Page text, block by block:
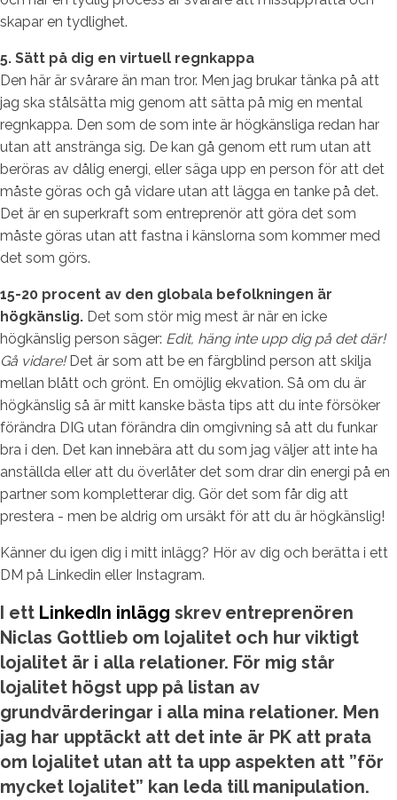
skapar en tydlighet.
5. Sätt på dig en virtuell regnkappa
Den här är svårare än man tror. Men jag brukar tänka på att
jag ska stålsätta mig genom att sätta på mig en mental
regnkappa. Den som de som inte är högkänsliga redan har
utan att anstränga sig. De kan gå genom ett rum utan att
beröras av dålig energi, eller säga upp en person för att det
måste göras och gå vidare utan att lägga en tanke på det.
Det är en superkraft som entreprenör att göra det som
måste göras utan att fastna i känslorna som kommer med
det som görs.
15-20 procent av den globala befolkningen är
högkänslig. Det som stör mig mest är när en icke
högkänslig person säger: Edit, häng inte upp dig på det där!
Gå vidare!Det är som att be en färgblind person att skilja
mellan blått och grönt. En omöjlig ekvation. Så om du är
högkänslig så är mitt kanske bästa tips att du inte försöker
förändra DIG utan förändra din omgivning så att du funkar
bra i den. Det kan innebära att du som jag väljer att inte ha
anställda eller att du överlåter det som drar din energi på en
partner som kompletterar dig. Gör det som får dig att
prestera - men be aldrig om ursäkt för att du är högkänslig!
Känner du igen dig i mitt inlägg? Hör av dig och berätta i ett
DM på Linkedin eller Instagram.
I ett LinkedIn inlägg skrev entreprenören
Niclas Gottlieb om lojalitet och hur viktigt
lojalitet är i alla relationer. För mig står
lojalitet högst upp på listan av
grundvärderingar i alla mina relationer. Men
jag har upptäckt att det inte är PK att prata
om lojalitet utan att ta upp aspekten att ”för
mycket lojalitet” kan leda till manipulation.